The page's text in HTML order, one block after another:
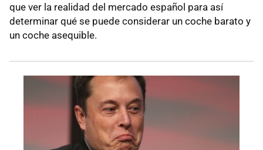
que ver la realidad del mercado español para así
determinar qué se puede considerar un coche barato y
un coche asequible.